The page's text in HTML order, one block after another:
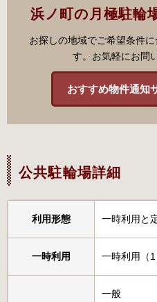
浜ノ町の月極駐輪
お探しの地域でご希望条件
す。お気軽にお問
おすすめ物件通知
公共駐輪場詳細
利用形態 一時利用と
一時利用 一時利用（
一般